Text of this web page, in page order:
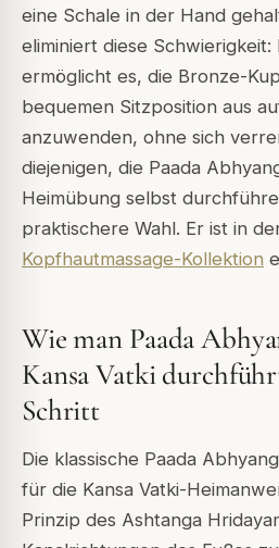
eine Schale in der Hand
eliminiert diese Schwierigkeit:
ermöglicht es, die Bronze-
bequemen Sitzposition aus
anzuwenden, ohne sich
diejenigen, die Paada
Heimübung selbst
praktischere Wahl. Er ist in
Kopfhautmassage-Kollektion
Wie man Paada
Kansa Vatki
Schritt
Die klassische Paada
für die Kansa Vatki-
Prinzip des Ashtanga